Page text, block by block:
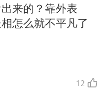
来的？靠外表
怎么就不平凡了
12